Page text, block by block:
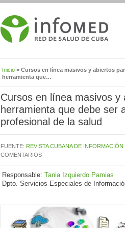
Inicio > Cursos en línea masivos y abiertos
herramienta que…
Cursos en línea masivos
herramienta que debe ser
profesional de la salud
FUENTE: REVISTA CUBANA DE
COMENTARIOS
Responsable: Tania Izquierdo Pamias
Dpto. Servicios Especiales de